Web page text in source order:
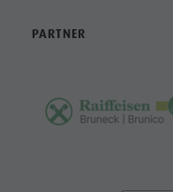
PARTNER